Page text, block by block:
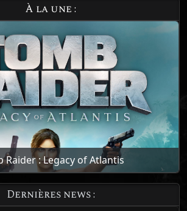
À la une :
Raider : Legacy of Atlantis
Dernières news :